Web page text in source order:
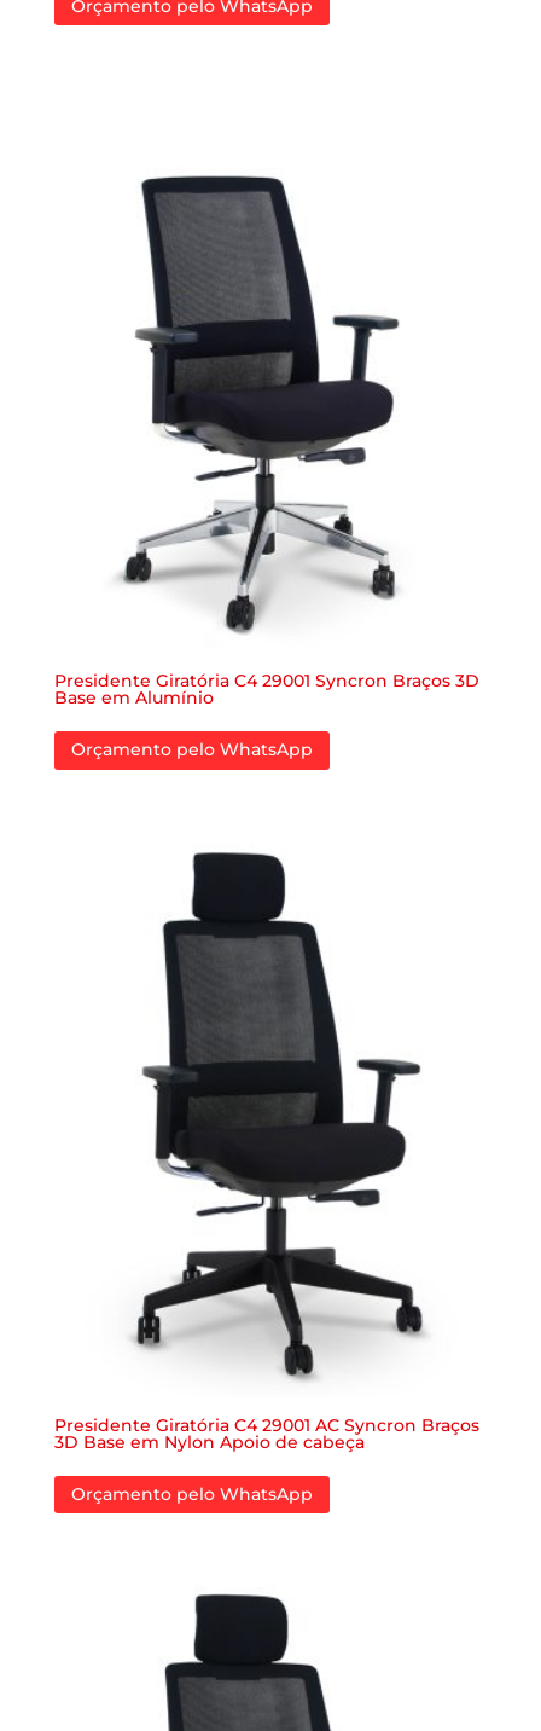
Orçamento pelo WhatsApp
Presidente Giratória C4 29001 Syncron Braços 3D
Base em Alumínio
Orçamento pelo WhatsApp
Presidente Giratória C4 29001 AC Syncron Braços
3D Base em Nylon Apoio de cabeça
Orçamento pelo WhatsApp